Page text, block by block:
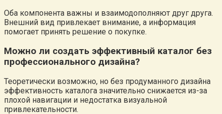
Оба компонента важны и взаимодополняют друг друга.
Внешний вид привлекает внимание, а информация
помогает принять решение о покупке.
Можно ли создать эффективный каталог без
профессионального дизайна?
Теоретически возможно, но без продуманного дизайна
эффективность каталога значительно снижается из-за
плохой навигации и недостатка визуальной
привлекательности.